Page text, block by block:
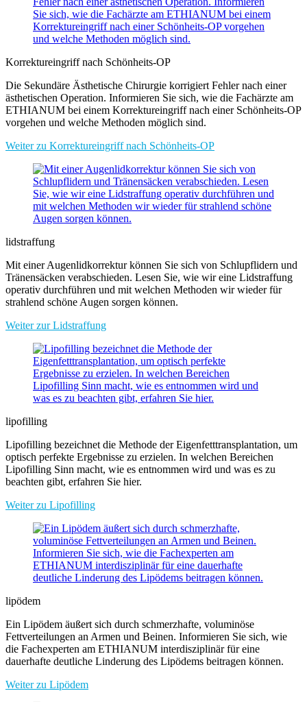
Korrektureingriff nach Schönheits-OP
Die Sekundäre Ästhetische Chirurgie korrigiert Fehler nach einer
ästhetischen Operation. Informieren Sie sich, wie die Fachärzte am
ETHIANUM bei einem Korrektureingriff nach einer Schönheits-OP
vorgehen und welche Methoden möglich sind.
Weiter zu Korrektureingriff nach Schönheits-OP
lidstraffung
Mit einer Augenlidkorrektur können Sie sich von Schlupflidern und
Tränensäcken verabschieden. Lesen Sie, wie wir eine Lidstraffung
operativ durchführen und mit welchen Methoden wir wieder für
strahlend schöne Augen sorgen können.
Weiter zur Lidstraffung
lipofilling
Lipofilling bezeichnet die Methode der Eigenfetttransplantation, um
optisch perfekte Ergebnisse zu erzielen. In welchen Bereichen
Lipofilling Sinn macht, wie es entnommen wird und was es zu
beachten gibt, erfahren Sie hier.
Weiter zu Lipofilling
lipödem
Ein Lipödem äußert sich durch schmerzhafte, voluminöse
Fettverteilungen an Armen und Beinen. Informieren Sie sich, wie
die Fachexperten am ETHIANUM interdisziplinär für eine
dauerhafte deutliche Linderung des Lipödems beitragen können.
Weiter zu Lipödem